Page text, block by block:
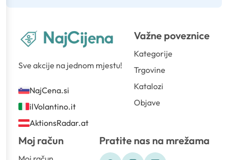
Sve akcije na jednom mjestu!
NajCena.si
ilVolantino.it
AktionsRadar.at
Važne poveznice
Kategorije
Trgovine
Katalozi
Objave
Moj račun Pratite nas na mrežama